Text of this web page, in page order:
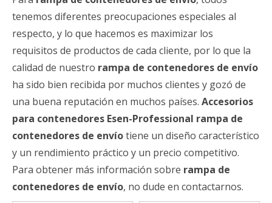
tenemos diferentes preocupaciones especiales al
respecto, y lo que hacemos es maximizar los
requisitos de productos de cada cliente, por lo que la
calidad de nuestro rampa de contenedores de envío
ha sido bien recibida por muchos clientes y gozó de
una buena reputación en muchos países. Accesorios
para contenedores Esen-Professional rampa de
contenedores de envíotiene un diseño característico
y un rendimiento práctico y un precio competitivo.
Para obtener más información sobre rampa de
contenedores de envío, no dude en contactarnos.